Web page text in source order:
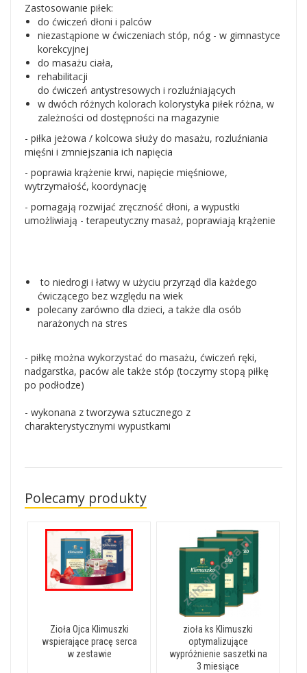
Zastosowanie piłek:
do ćwiczeń dłoni i palców
niezastąpione w ćwiczeniach stóp, nóg - w gimnastyce
korekcyjnej
do masażu ciała,
rehabilitacji
do ćwiczeń antystresowych i rozluźniających
w dwóch różnych kolorach kolorystyka piłek różna, w
zależności od dostępności na magazynie
- piłka jeżowa / kolcowa służy do masażu, rozluźniania
mięśni i zmniejszania ich napięcia
- poprawia krążenie krwi, napięcie mięśniowe,
wytrzymałość, koordynację
- pomagają rozwijać zręczność dłoni, a wypustki
umożliwiają - terapeutyczny masaż, poprawiają krążenie
to niedrogi i łatwy w użyciu przyrząd dla każdego
ćwiczącego bez względu na wiek
polecany zarówno dla dzieci, a także dla osób
narażonych na stres
- piłkę można wykorzystać do masażu, ćwiczeń ręki,
nadgarstka, paców ale także stóp (toczymy stopą piłkę
po podłodze)
- wykonana z tworzywa sztucznego z
charakterystycznymi wypustkami
Polecamy produkty
Zioła Ojca Klimuszki
wspierające pracę serca
w zestawie
zioła ks Klimuszki
optymalizujące
wypróżnienie saszetki na
3 miesiące